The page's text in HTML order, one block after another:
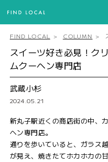
FIND LOCAL COLUMN
スイーツ好き必見！ク
ムクーヘン専門店
武蔵小杉
2024.05.21
新丸子駅近くの商店街の中、
ヘン専門店。
通りを歩いていると、ガラス
が見え、焼きたてホカホカの